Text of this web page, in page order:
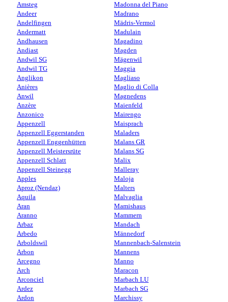
Amsteg
Andeer
Andelfingen
Andermatt
Andhausen
Andiast
Andwil SG
Andwil TG
Anglikon
Anières
Anwil
Anzère
Anzonico
Appenzell
Appenzell Eggerstanden
Appenzell Enggenhütten
Appenzell Meistersrüte
Appenzell Schlatt
Appenzell Steinegg
Apples
Aproz (Nendaz)
Aquila
Aran
Aranno
Arbaz
Arbedo
Arboldswil
Arbon
Arcegno
Arch
Arconciel
Ardez
Ardon
Madonna del Piano
Madrano
Mädris-Vermol
Madulain
Magadino
Magden
Mägenwil
Maggia
Magliaso
Maglio di Colla
Magnedens
Maienfeld
Mairengo
Maisprach
Maladers
Malans GR
Malans SG
Malix
Malleray
Maloja
Malters
Malvaglia
Mamishaus
Mammern
Mandach
Männedorf
Mannenbach-Salenstein
Mannens
Manno
Maracon
Marbach LU
Marbach SG
Marchissy